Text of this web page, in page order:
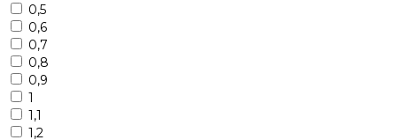
0,5
0,6
0,7
0,8
0,9
1
1,1
1,2